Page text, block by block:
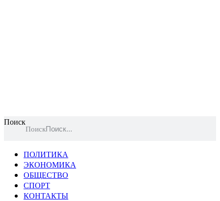
Поиск
Поиск
ПОЛИТИКА
ЭКОНОМИКА
ОБЩЕСТВО
СПОРТ
КОНТАКТЫ